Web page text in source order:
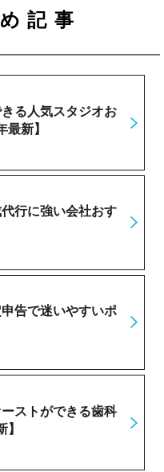
記事
る人気スタジオお
最新】
行に強い会社おす
告で迷いやすいポ
ストができる歯科